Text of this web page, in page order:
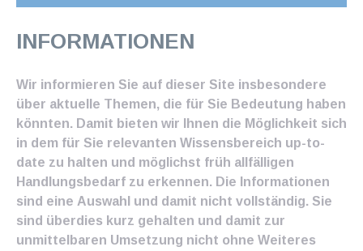
INFORMATIONEN
Wir informieren Sie auf dieser Site insbesondere
über aktuelle Themen, die für Sie Bedeutung haben
könnten. Damit bieten wir Ihnen die Möglichkeit sich
in dem für Sie relevanten Wissensbereich up-to-
date zu halten und möglichst früh allfälligen
Handlungsbedarf zu erkennen. Die Informationen
sind eine Auswahl und damit nicht vollständig. Sie
sind überdies kurz gehalten und damit zur
unmittelbaren Umsetzung nicht ohne Weiteres